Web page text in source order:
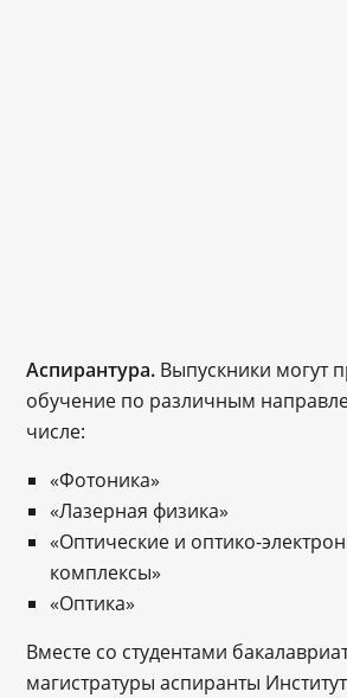
Аспирантура. Выпускники могут
обучение по различным
числе:
«Фотоника»
«Лазерная физика»
«Оптические и оптико-
комплексы»
«Оптика»
Вместе со студентами
магистратуры аспиранты